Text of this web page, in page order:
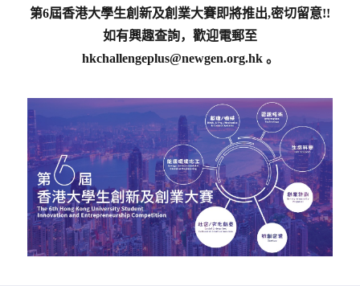
第6屆香港大學生創新及創業大賽即將推出,密切留意!!
如有興趣查詢，歡迎電郵至
hkchallengeplus@newgen.org.hk 。